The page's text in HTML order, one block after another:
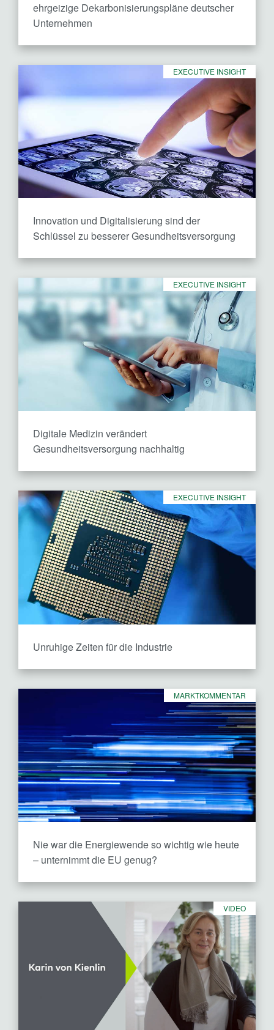
ehrgeizige Dekarbonisierungspläne deutscher
Unternehmen
EXECUTIVE INSIGHT
Innovation und Digitalisierung sind der
Schlüssel zu besserer Gesundheitsversorgung
EXECUTIVE INSIGHT
Digitale Medizin verändert
Gesundheitsversorgung nachhaltig
EXECUTIVE INSIGHT
Unruhige Zeiten für die Industrie
MARKTKOMMENTAR
Nie war die Energiewende so wichtig wie heute
– unternimmt die EU genug?
VIDEO